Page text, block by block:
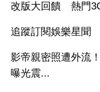
改版大回饋 熱門
追蹤訂閱娛樂星聞
影帝親密照遭外流
曝光震...